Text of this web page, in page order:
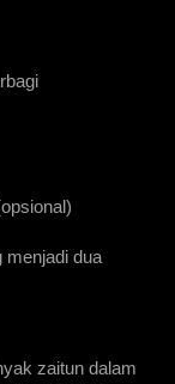
menjadi dua
zaitun dalam